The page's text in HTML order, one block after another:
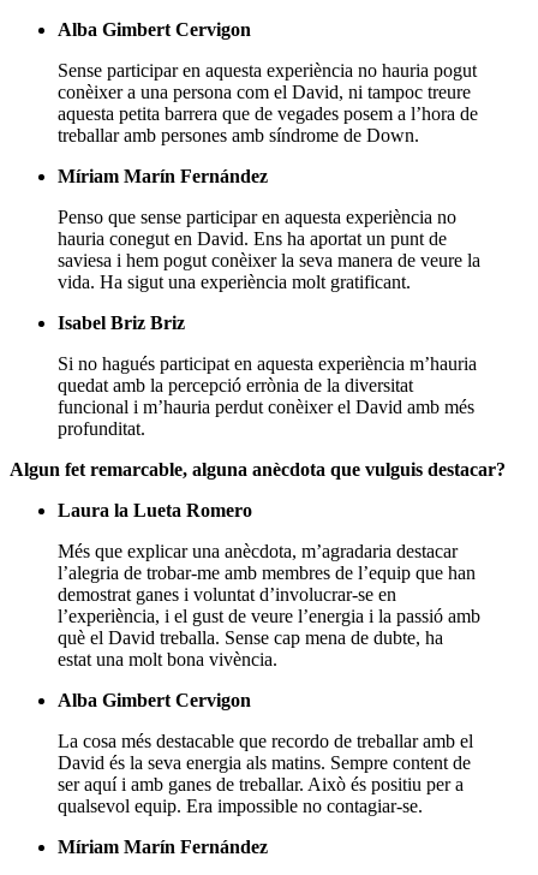
Alba Gimbert Cervigon
Sense participar en aquesta experiència no hauria pogut
conèixer a una persona com el David, ni tampoc treure
aquesta petita barrera que de vegades posem a l’hora de
treballar amb persones amb síndrome de Down.
Míriam Marín Fernández
Penso que sense participar en aquesta experiència no
hauria conegut en David. Ens ha aportat un punt de
saviesa i hem pogut conèixer la seva manera de veure la
vida. Ha sigut una experiència molt gratificant.
Isabel Briz Briz
Si no hagués participat en aquesta experiència m’hauria
quedat amb la percepció errònia de la diversitat
funcional i m’hauria perdut conèixer el David amb més
profunditat.
Algun fet remarcable, alguna anècdota que vulguis destacar?
Laura la Lueta Romero
Més que explicar una anècdota, m’agradaria destacar
l’alegria de trobar-me amb membres de l’equip que han
demostrat ganes i voluntat d’involucrar-se en
l’experiència, i el gust de veure l’energia i la passió amb
què el David treballa. Sense cap mena de dubte, ha
estat una molt bona vivència.
Alba Gimbert Cervigon
La cosa més destacable que recordo de treballar amb el
David és la seva energia als matins. Sempre content de
ser aquí i amb ganes de treballar. Això és positiu per a
qualsevol equip. Era impossible no contagiar-se.
Míriam Marín Fernández